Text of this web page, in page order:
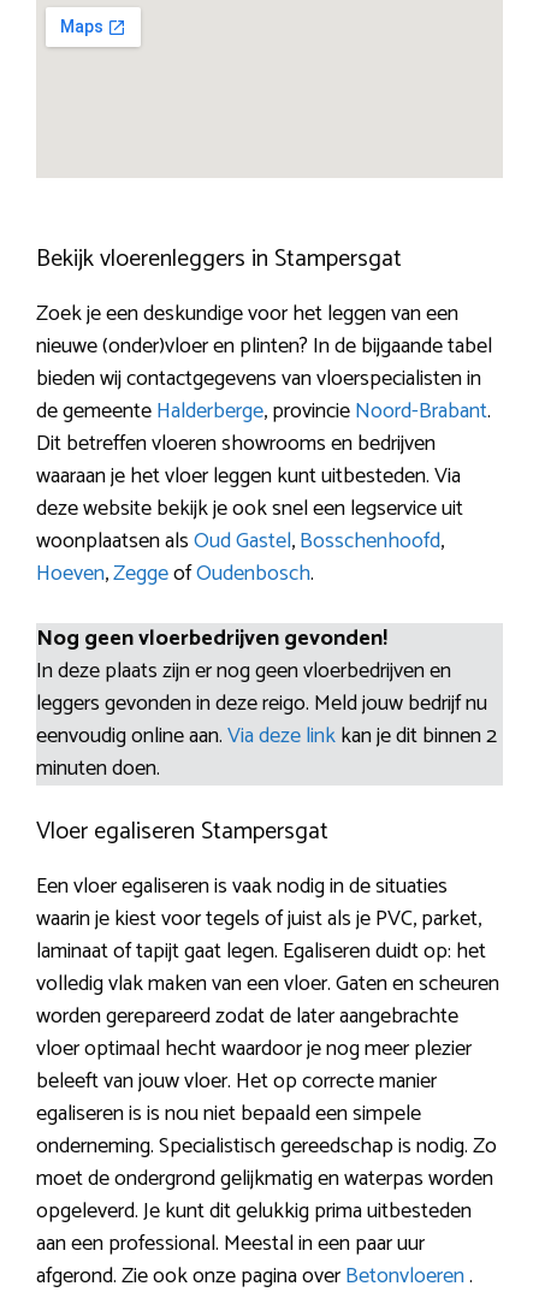
Bekijk vloerenleggers in Stampersgat
Zoek je een deskundige voor het leggen van een
nieuwe (onder)vloer en plinten? In de bijgaande tabel
bieden wij contactgegevens van vloerspecialisten in
de gemeenteHalderberge, provincieNoord-Brabant.
Dit betreffen vloeren showrooms en bedrijven
waaraan je het vloer leggen kunt uitbesteden. Via
deze website bekijk je ook snel een legservice uit
woonplaatsen alsOud Gastel,Bosschenhoofd,
Hoeven,ZeggeofOudenbosch.
Nog geen vloerbedrijven gevonden!
In deze plaats zijn er nog geen vloerbedrijven en
leggers gevonden in deze reigo. Meld jouw bedrijf nu
eenvoudig online aan.Via deze linkkan je dit binnen 2
minuten doen.
Vloer egaliseren Stampersgat
Een vloer egaliseren is vaak nodig in de situaties
waarin je kiest voor tegels of juist als je PVC, parket,
laminaat of tapijt gaat legen. Egaliseren duidt op: het
volledig vlak maken van een vloer. Gaten en scheuren
worden gerepareerd zodat de later aangebrachte
vloer optimaal hecht waardoor je nog meer plezier
beleeft van jouw vloer. Het op correcte manier
egaliseren is is nou niet bepaald een simpele
onderneming. Specialistisch gereedschap is nodig. Zo
moet de ondergrond gelijkmatig en waterpas worden
opgeleverd. Je kunt dit gelukkig prima uitbesteden
aan een professional. Meestal in een paar uur
afgerond. Zie ook onze pagina overBetonvloeren.